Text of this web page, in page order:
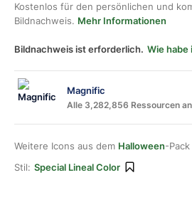
Kostenlos für den persönlichen und
Bildnachweis. Mehr Informationen
Bildnachweis ist erforderlich. Wie habe
Magnific
Alle 3,282,856 Ressourcen
Weitere Icons aus dem Halloween-Pack
Stil: Special Lineal Color